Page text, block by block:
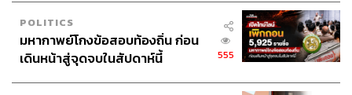
POLITICS
มหากาพย์โกงข้อสอบท้องถิ่น ก่อน
เดินหน้าสู่จุดจบในสัปดาห์นี้
555